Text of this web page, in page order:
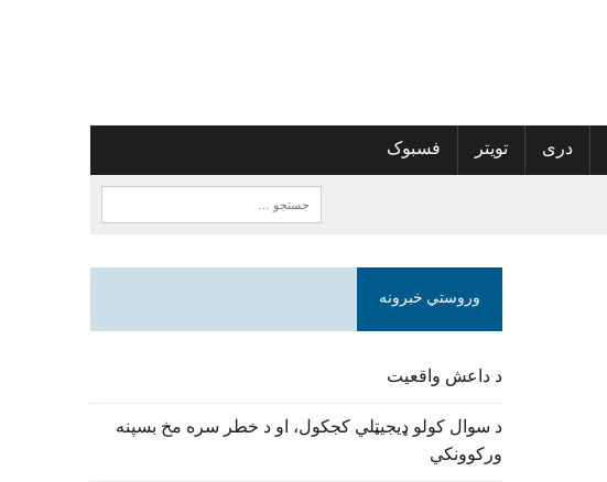
دری تویتر فسبوک
وروستي خبرونه
د داعش واقعیت
د سوال کولو ډیجیټلي کجکول، او د خطر سره مخ بسپنه
ورکوونکي